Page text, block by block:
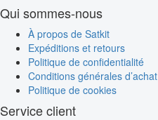
Qui sommes-nous
À propos de Satkit
Expéditions et retours
Politique de confidentialité
Conditions générales d’achat
Politique de cookies
Service client